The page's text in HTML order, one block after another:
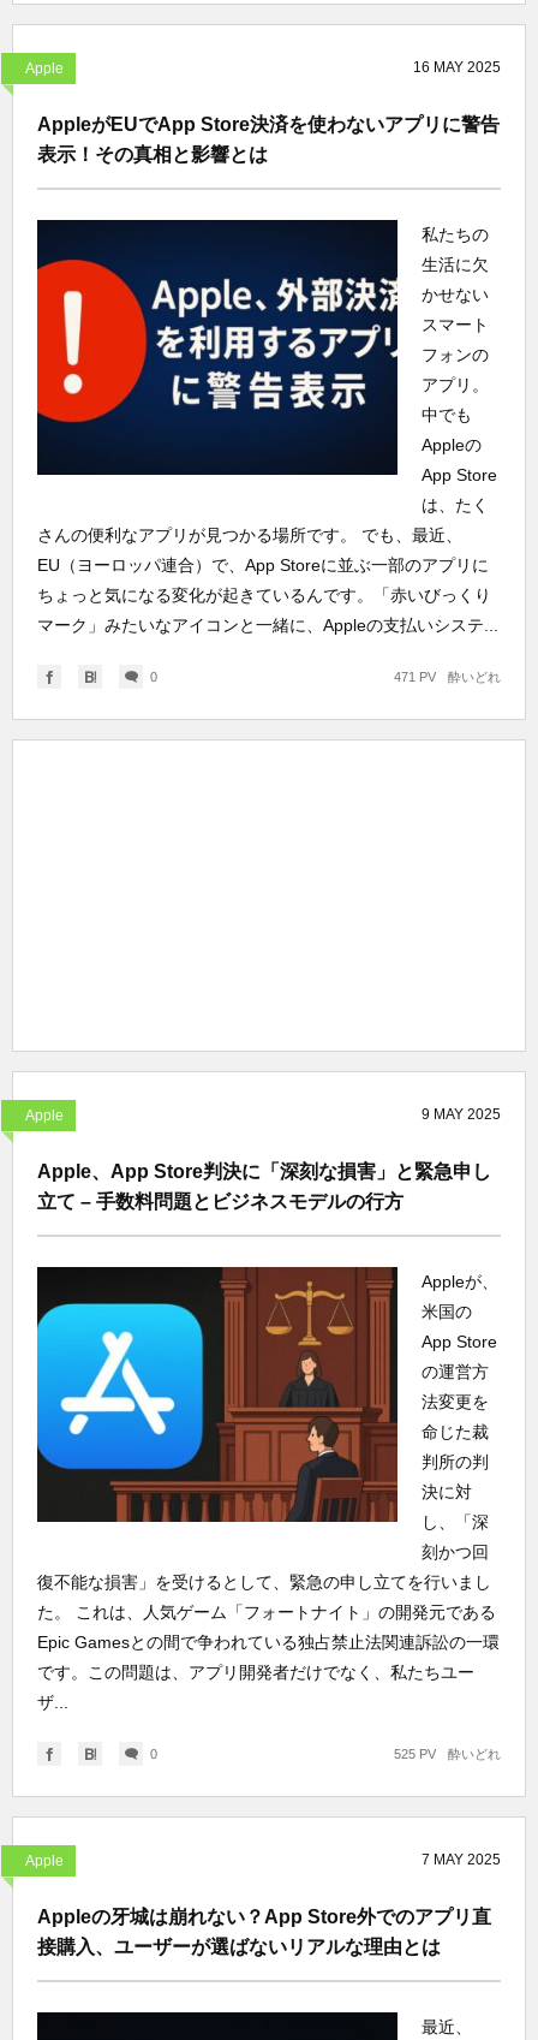
Apple 16 MAY 2025
AppleがEUでApp Store決済を使わないアプリに警告
表示！その真相と影響とは
私たちの
生活に欠
かせない
スマート
フォンの
アプリ。
中でも
Appleの
App Store
は、たく
さんの便利なアプリが見つかる場所です。 でも、最近、
EU（ヨーロッパ連合）で、App Storeに並ぶ一部のアプリに
ちょっと気になる変化が起きているんです。「赤いびっくり
マーク」みたいなアイコンと一緒に、Appleの支払いシステ...
0 酔いどれ
471 PV
Apple 9 MAY 2025
Apple、App Store判決に「深刻な損害」と緊急申し
立て – 手数料問題とビジネスモデルの行方
Appleが、
米国の
App Store
の運営方
法変更を
命じた裁
判所の判
決に対
し、「深
刻かつ回
復不能な損害」を受けるとして、緊急の申し立てを行いまし
た。 これは、人気ゲーム「フォートナイト」の開発元である
Epic Gamesとの間で争われている独占禁止法関連訴訟の一環
です。この問題は、アプリ開発者だけでなく、私たちユー
ザ...
0 酔いどれ
525 PV
Apple 7 MAY 2025
Appleの牙城は崩れない？App Store外でのアプリ直
接購入、ユーザーが選ばないリアルな理由とは
最近、